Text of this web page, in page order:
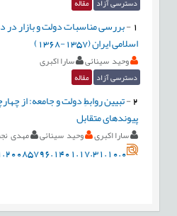
-بررسی مناسبات دولت و بازار
اسلامی ایران (1357-1368)
وحید سینائی سارا اکبری
دسترسی آزاد مقاله
2
-تبیین روابطِ دولت و جامعه: از
پیوندهای متقابل
سارا اکبری وحید سینائی مهدی